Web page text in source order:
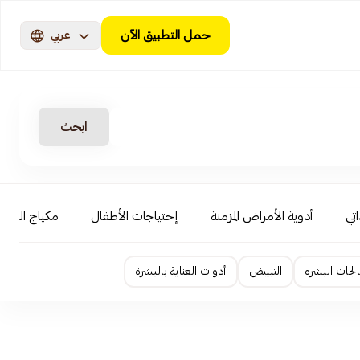
حمل التطبيق الآن عربي
ابحث
أدوية الأمراض المزمنة إحتياجات الأطفال مكياج الوجه
البشره التبييض أدوات العناية بالبشرة